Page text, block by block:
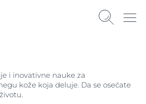
i inovativne nauke za
kože koja deluje. Da se osećate